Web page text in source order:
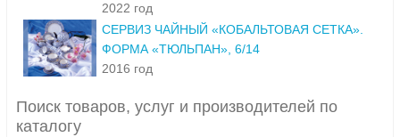
2022 год
СЕРВИЗ ЧАЙНЫЙ «КОБАЛЬТОВАЯ СЕТКА».
ФОРМА «ТЮЛЬПАН», 6/14
2016 год
Поиск товаров, услуг и производителей по
каталогу